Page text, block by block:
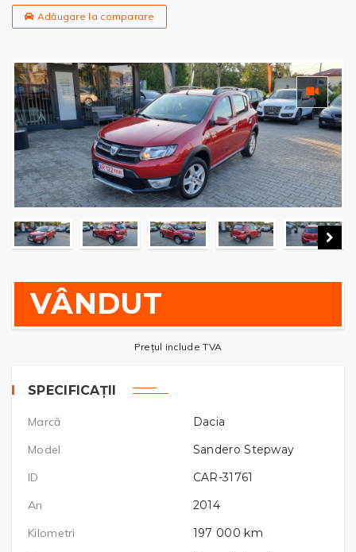
Adăugare la comparare
VÂNDUT
Prețul include TVA
SPECIFICAȚII
Marcă
Dacia
Model
Sandero Stepway
ID
CAR-31761
An
2014
Kilometri
197 000 km